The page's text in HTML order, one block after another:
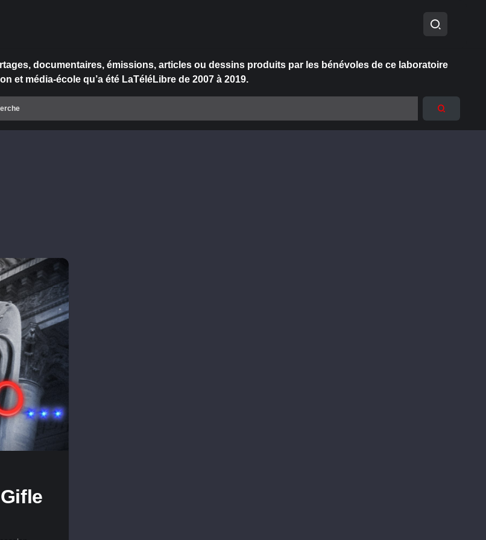
documentaires, émissions, articles ou dessins produits par les bénévoles de ce laboratoire
et média-école qu’a été LaTéléLibre de 2007 à 2019.